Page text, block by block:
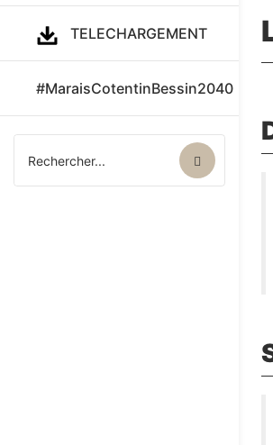
TELECHARGEMENT
#MaraisCotentinBessin2040